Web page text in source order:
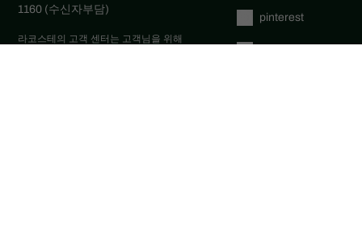
1160 (수신자부담)
라코스테의 고객 센터는 고객님을 위해
pinterest